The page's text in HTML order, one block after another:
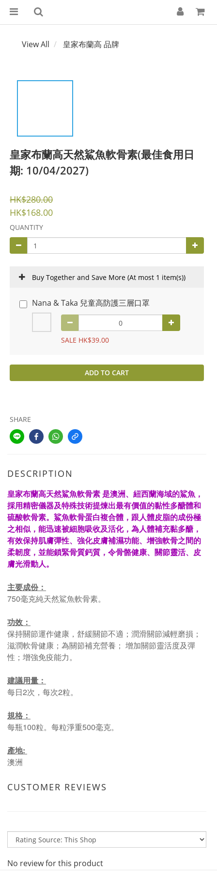
View All 皇家布蘭高 品牌
皇家布蘭高天然鯊魚軟骨素(最佳食用日
期: 10/04/2027)
HK$280.00
HK$168.00
QUANTITY
Buy Together and Save More (At most 1 item(s))
Nana & Taka 兒童高防護三層口罩
SALE HK$39.00
ADD TO CART
SHARE
DESCRIPTION
皇家布蘭高天然鯊魚軟骨素 是澳洲、紐西蘭海域的鯊魚，
採用精密儀器及特殊技術提煉出最有價值的黏性多醣體和
硫酸軟骨素。鯊魚軟骨蛋白複合體，跟人體皮脂的成份極
之相似，能迅速被細胞吸收及活化，為人體補充黏多醣，
有效保持肌膚彈性、強化皮膚補濕功能、增強軟骨之間的
柔韌度，並能鎖緊骨質鈣質，令骨骼健康、關節靈活、皮
膚光滑動人。
主要成份：
750毫克純天然鯊魚軟骨素。
功效：
保持關節運作健康，舒緩關節不適；潤滑關節減輕磨損；
滋潤軟骨健康；為關節補充營養； 增加關節靈活度及彈
性；增強免疫能力。
建議用量：
每日2次，每次2粒。
規格：
每瓶100粒。每粒淨重500毫克。
產地:
澳洲
CUSTOMER REVIEWS
No review for this product